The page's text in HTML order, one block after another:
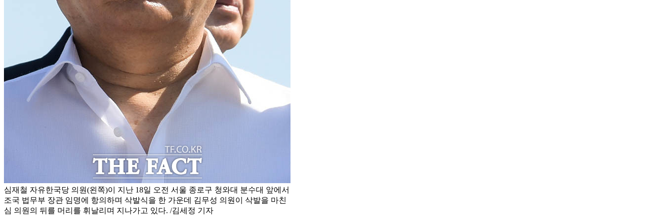
심재철 자유한국당 의원(왼쪽)이 지난 18일 오전 서울 종로구 청와대 분수대 앞에서
조국 법무부 장관 임명에 항의하며 삭발식을 한 가운데 김무성 의원이 삭발을 마친
심 의원의 뒤를 머리를 휘날리며 지나가고 있다. /김세정 기자